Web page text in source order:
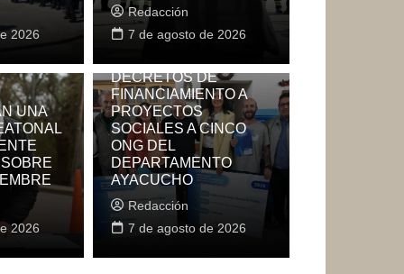
HABILITÓ SEIS ALARMAS
EN EL BARRIO UNIÓN DE VILLA
7 de agosto de 2026
2026
Redacción
7 de agosto de 2026
UNA
2026
La Provincia
DECRETOS DE
FINANCIAMIENTO A
PROYECTOS
SOCIALES A CINCO
ONG DEL
DEPARTAMENTO
AYACUCHO
Redacción
7 de agosto de 2026